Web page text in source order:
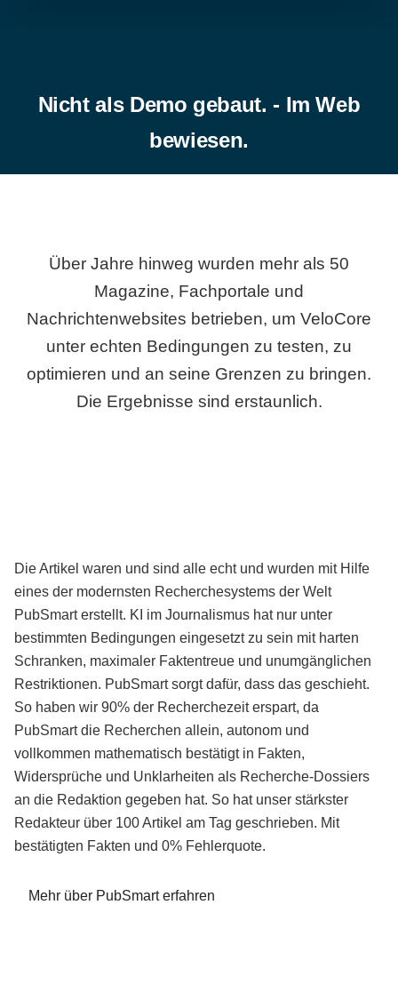
Nicht als Demo gebaut. - Im Web
bewiesen.
Über Jahre hinweg wurden mehr als 50
Magazine, Fachportale und
Nachrichtenwebsites betrieben, um VeloCore
unter echten Bedingungen zu testen, zu
optimieren und an seine Grenzen zu bringen.
Die Ergebnisse sind erstaunlich.
Die Artikel waren und sind alle echt und wurden mit Hilfe
eines der modernsten Recherchesystems der Welt
PubSmart erstellt. KI im Journalismus hat nur unter
bestimmten Bedingungen eingesetzt zu sein mit harten
Schranken, maximaler Faktentreue und unumgänglichen
Restriktionen. PubSmart sorgt dafür, dass das geschieht.
So haben wir 90% der Recherchezeit erspart, da
PubSmart die Recherchen allein, autonom und
vollkommen mathematisch bestätigt in Fakten,
Widersprüche und Unklarheiten als Recherche-Dossiers
an die Redaktion gegeben hat. So hat unser stärkster
Redakteur über 100 Artikel am Tag geschrieben. Mit
bestätigten Fakten und 0% Fehlerquote.
Mehr über PubSmart erfahren